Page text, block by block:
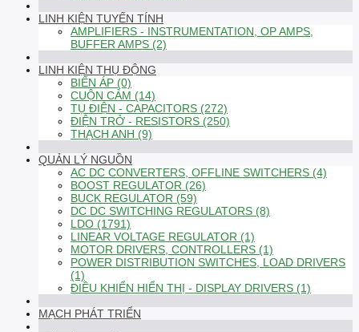
LINH KIỆN TUYẾN TÍNH
AMPLIFIERS - INSTRUMENTATION, OP AMPS,
BUFFER AMPS (2)
LINH KIỆN THỤ ĐỘNG
BIẾN ÁP (0)
CUỘN CẢM (14)
TỤ ĐIỆN - CAPACITORS (272)
ĐIỆN TRỞ - RESISTORS (250)
THẠCH ANH (9)
QUẢN LÝ NGUỒN
AC DC CONVERTERS, OFFLINE SWITCHERS (4)
BOOST REGULATOR (26)
BUCK REGULATOR (59)
DC DC SWITCHING REGULATORS (8)
LDO (1791)
LINEAR VOLTAGE REGULATOR (1)
MOTOR DRIVERS, CONTROLLERS (1)
POWER DISTRIBUTION SWITCHES, LOAD DRIVERS
(1)
ĐIỀU KHIỂN HIỂN THỊ - DISPLAY DRIVERS (1)
MẠCH PHÁT TRIỂN